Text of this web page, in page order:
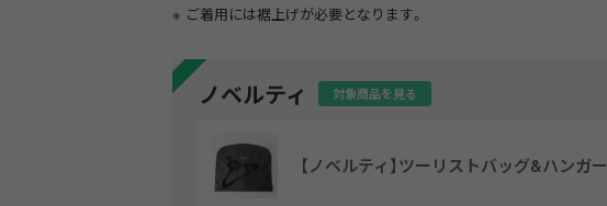
※ ご着用には裾上げが必要となります。
ノベルティ 対象商品を見る
【ノベルティ】ツーリストバッグ&ハンガー